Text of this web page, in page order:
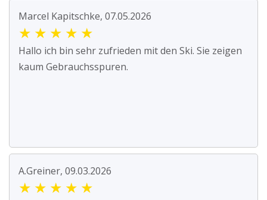
Marcel Kapitschke, 07.05.2026
★ ★ ★ ★ ★
Hallo ich bin sehr zufrieden mit den Ski. Sie zeigen
kaum Gebrauchsspuren.
A.Greiner, 09.03.2026
★ ★ ★ ★ ★